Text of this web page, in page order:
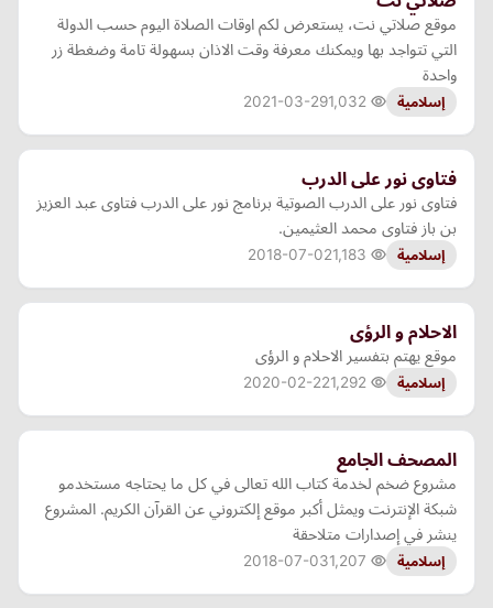
موقع صلاتي نت، يستعرض لكم اوقات الصلاة اليوم حسب الدولة
التي تتواجد بها ويمكنك معرفة وقت الاذان بسهولة تامة وضغطة زر
واحدة
إسلامية 2021-03-29
فتاوى نور على الدرب
فتاوى نور على الدرب الصوتية برنامج نور على الدرب فتاوى عبد العزيز
بن باز فتاوى محمد العثيمين.
إسلامية 2018-07-02
الاحلام و الرؤى
موقع يهتم بتفسير الاحلام و الرؤى
إسلامية 2020-02-22
المصحف الجامع
مشروع ضخم لخدمة كتاب الله تعالى في كل ما يحتاجه مستخدمو
شبكة الإنترنت ويمثل أكبر موقع إلكتروني عن القرآن الكريم. المشروع
ينشر في إصدارات متلاحقة
إسلامية 2018-07-03